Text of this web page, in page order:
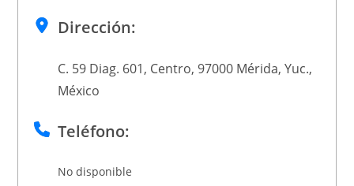
Dirección:
C. 59 Diag. 601, Centro, 97000 Mérida, Yuc.,
México
Teléfono:
No disponible